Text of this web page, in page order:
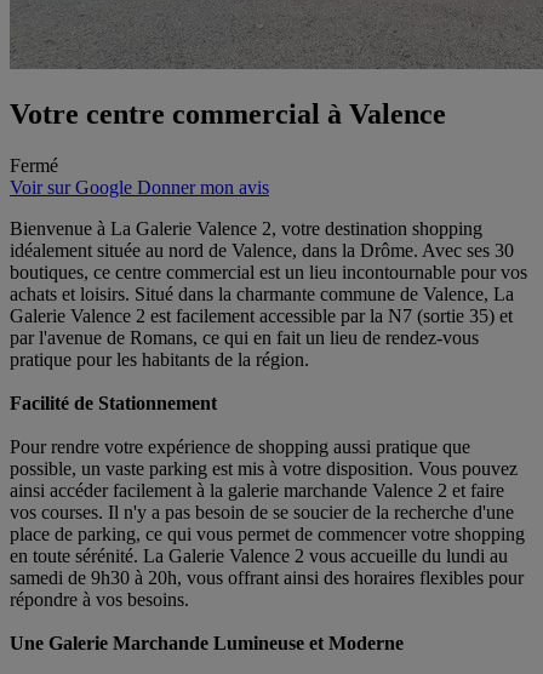
Votre centre commercial à Valence
Fermé
Voir sur Google Donner mon avis
Bienvenue à La Galerie Valence 2, votre destination shopping
idéalement située au nord de Valence, dans la Drôme. Avec ses 30
boutiques, ce centre commercial est un lieu incontournable pour vos
achats et loisirs. Situé dans la charmante commune de Valence, La
Galerie Valence 2 est facilement accessible par la N7 (sortie 35) et
par l'avenue de Romans, ce qui en fait un lieu de rendez-vous
pratique pour les habitants de la région.
Facilité de Stationnement
Pour rendre votre expérience de shopping aussi pratique que
possible, un vaste parking est mis à votre disposition. Vous pouvez
ainsi accéder facilement à la galerie marchande Valence 2 et faire
vos courses. Il n'y a pas besoin de se soucier de la recherche d'une
place de parking, ce qui vous permet de commencer votre shopping
en toute sérénité. La Galerie Valence 2 vous accueille du lundi au
samedi de 9h30 à 20h, vous offrant ainsi des horaires flexibles pour
répondre à vos besoins.
Une Galerie Marchande Lumineuse et Moderne